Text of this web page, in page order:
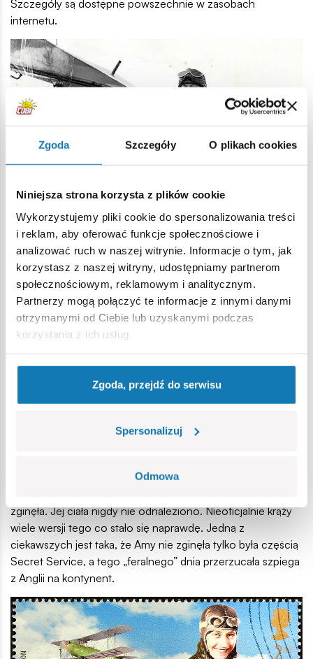
Zgoda Szczegóły O plikach cookies
Niniejsza strona korzysta z plików cookie
Wykorzystujemy pliki cookie do spersonalizowania treści
i reklam, aby oferować funkcje społecznościowe i
analizować ruch w naszej witrynie. Informacje o tym, jak
korzystasz z naszej witryny, udostępniamy partnerom
społecznościowym, reklamowym i analitycznym.
Partnerzy mogą połączyć te informacje z innymi danymi
otrzymanymi od Ciebie lub uzyskanymi podczas
korzystania z ich usług.
Zgoda, przejdź do serwisu
Spersonalizuj
Odmowa
Szczegóły są dostępne powszechnie w zasobach
internetu.
Gdy nadeszła wojna, Amy natychmiast przystąpiła do
kobiecej jednostki transportowej Air Transport Auxiliary. ATA
była organizacją cywilną, która transportowała nowe,
naprawione i uszkodzone samoloty wojskowe między
fabrykami, zakładami montażowymi, transatlantyckimi
lotniskowymi.
5 stycznia 1941 roku Amy leciała samolotem Airspeed
Pogoda okazała się na tyle niedobra, że Amy najwyraźniej
samolocie skończyło się paliwo, więc wyskoczyła na
zginęła. Jej ciała nigdy nie odnaleziono. Nieoficjalnie krąży
wiele wersji tego co stało się naprawdę. Jedną z
ciekawszych jest taka, że Amy nie zginęła tylko była częścią
Secret Service, a tego „feralnego” dnia przerzucała szpiega
z Anglii na kontynent.